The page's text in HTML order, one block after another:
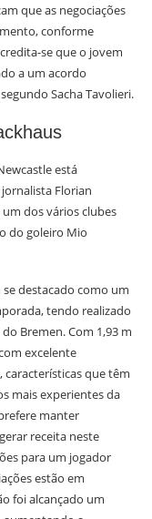
que as negociações
conforme
se que o jovem
a um acordo
Sacha Tavolieri.
está
Florian
dos vários clubes
do goleiro Mio
destacado como um
tendo realizado
Bremen. Com 1,93 m
excelente
que têm
mais experientes da
manter
receita neste
para um jogador
estão em
foi alcançado um